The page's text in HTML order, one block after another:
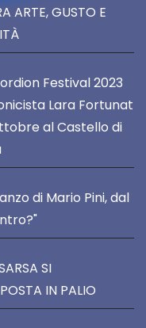
ARTE, GUSTO E
Festival 2023
Lara Fortunat
al Castello di
di Mario Pini, dal
SI
IN PALIO